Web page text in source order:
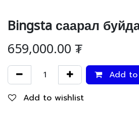
Bingsta саарал
659,000.00₮
Add
Add to wishlist